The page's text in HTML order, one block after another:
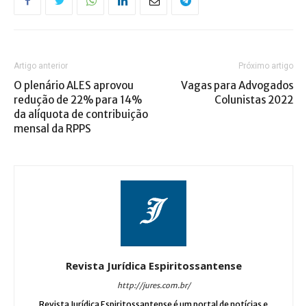
Artigo anterior
O plenário ALES aprovou
redução de 22% para 14%
da alíquota de contribuição
mensal da RPPS
Próximo artigo
Vagas para Advogados
Colunistas 2022
Revista Jurídica Espiritossantense
http://jures.com.br/